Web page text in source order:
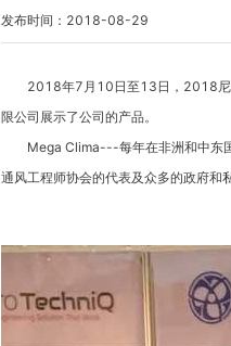
发布时间：2018-08-29
2018年7月10日至13日，2018尼
限公司展示了公司的产品。
Mega Clima---每年在非洲和中东
通风工程师协会的代表及众多的政府和